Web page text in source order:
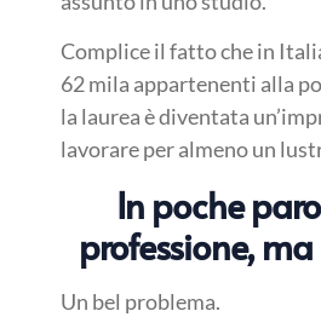
Complice il fatto che in
62 mila appartenenti alla
la laurea è diventata
lavorare per almeno un
In poche
professione,
Un bel problema.